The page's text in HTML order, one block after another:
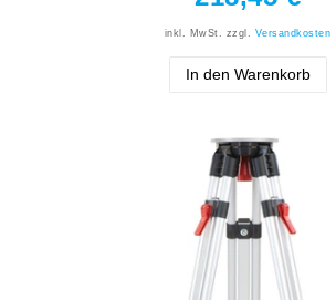
inkl. MwSt. zzgl. Versandkosten
In den Warenkorb